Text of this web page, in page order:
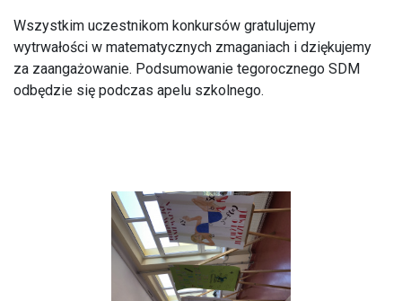
Wszystkim uczestnikom konkursów gratulujemy
wytrwałości w matematycznych zmaganiach i dziękujemy
za zaangażowanie. Podsumowanie tegorocznego SDM
odbędzie się podczas apelu szkolnego.